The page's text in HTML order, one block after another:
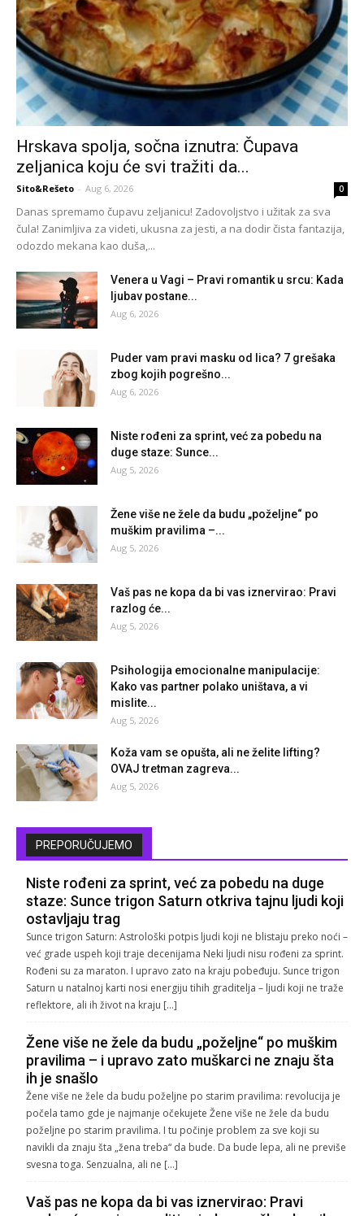
Hrskava spolja, sočna iznutra: Čupava
zeljanica koju će svi tražiti da...
Sito&Rešeto - Aug 6, 2026 0
Danas spremamo čupavu zeljanicu! Zadovoljstvo i užitak za sva
čula! Zanimljiva za videti, ukusna za jesti, a na dodir čista fantazija,
odozdo mekana kao duša,...
Venera u Vagi – Pravi romantik u srcu: Kada
ljubav postane...
Aug 6, 2026
Puder vam pravi masku od lica? 7 grešaka
zbog kojih pogrešno...
Aug 6, 2026
Niste rođeni za sprint, već za pobedu na
duge staze: Sunce...
Aug 5, 2026
Žene više ne žele da budu „poželjne“ po
muškim pravilima –...
Aug 5, 2026
Vaš pas ne kopa da bi vas iznervirao: Pravi
razlog će...
Aug 5, 2026
Psihologija emocionalne manipulacije:
Kako vas partner polako uništava, a vi
mislite...
Aug 5, 2026
Koža vam se opušta, ali ne želite lifting?
OVAJ tretman zagreva...
Aug 5, 2026
PREPORUČUJEMO
Niste rođeni za sprint, već za pobedu na duge
staze: Sunce trigon Saturn otkriva tajnu ljudi koji
ostavljaju trag
Sunce trigon Saturn: Astrološki potpis ljudi koji ne blistaju preko noći –
već grade uspeh koji traje decenijama Neki ljudi nisu rođeni za sprint.
Rođeni su za maraton. I upravo zato na kraju pobeđuju. Sunce trigon
Saturn u natalnoj karti nosi energiju tihih graditelja – ljudi koji ne traže
reflektore, ali ih život na kraju […]
Žene više ne žele da budu „poželjne“ po muškim
pravilima – i upravo zato muškarci ne znaju šta
ih je snašlo
Žene više ne žele da budu poželjne po starim pravilima: revolucija je
počela tamo gde je najmanje očekujete Žene više ne žele da budu
poželjne po starim pravilima. I tu počinje problem za sve koji su
navikli da znaju šta „žena treba“ da bude. Da bude lepa, ali ne previše
svesna toga. Senzualna, ali ne […]
Vaš pas ne kopa da bi vas iznervirao: Pravi